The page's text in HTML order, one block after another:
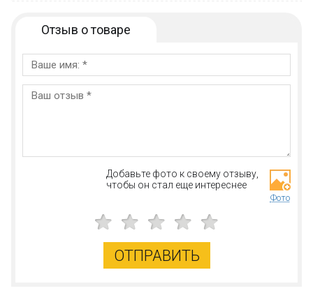
Отзыв о товаре
Добавьте фото к своему отзыву,
чтобы он стал еще интереснее
Фото
ОТПРАВИТЬ